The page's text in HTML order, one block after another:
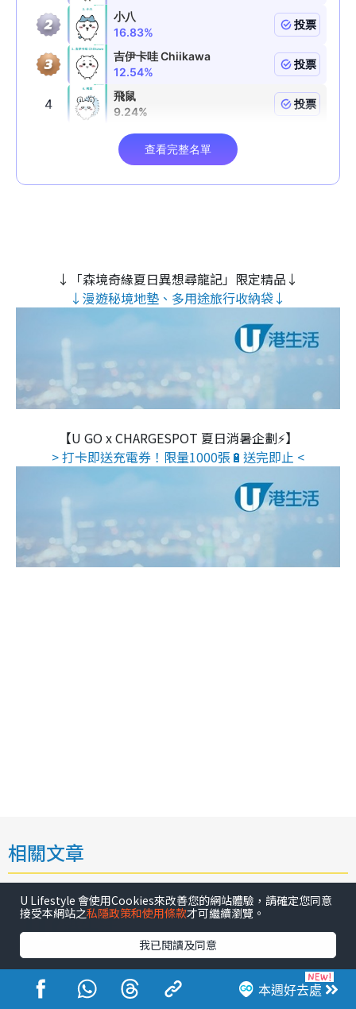
↓「森境奇緣夏日異想尋龍記」限定精品↓
↓漫遊秘境地墊、多用途旅行收納袋↓
【U GO x CHARGESPOT 夏日消暑企劃⚡】
> 打卡即送充電券！限量1000張🔋送完即止 <
相關文章
戶外郊遊
九龍寨城公園︱九龍寨城公園設
施展覽一文睇清！45分鐘免費導
賞團/交通方式一覽
本週好去處
U Lifestyle 會使用Cookies來改善您的網站體驗，請確定您同意
接受本網站之私隱政策和使用條款才可繼續瀏覽。
我已閱讀及同意